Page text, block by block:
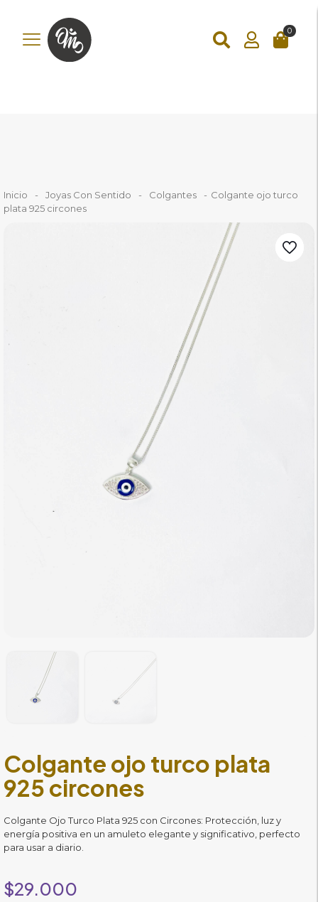
function () { if (!is_checkout()) return; ?>
0
Inicio - Joyas Con Sentido - Colgantes - Colgante ojo turco
plata 925 circones
Colgante ojo turco plata
925 circones
Colgante Ojo Turco Plata 925 con Circones: Protección, luz y
energía positiva en un amuleto elegante y significativo, perfecto
para usar a diario.
$29.000